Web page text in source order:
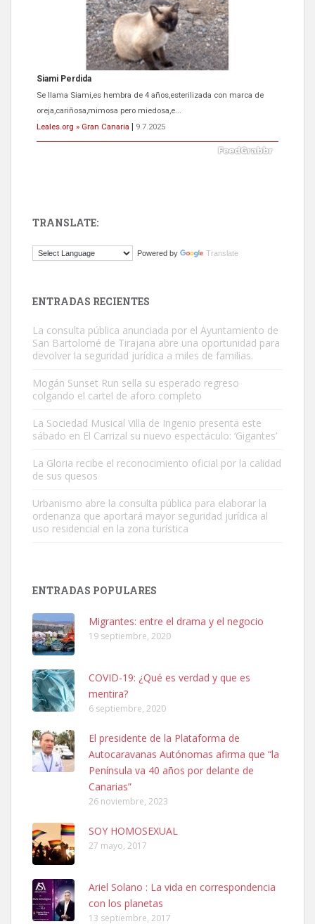
Siami Perdida
Se llama Siami,es hembra de 4 años,esterilizada con marca de
oreja,cariñosa,mimosa pero miedosa,e...
Leales.org » Gran Canaria
9.7.2025
El ayuntamiento se va a llevar a Los Gatos callejeros de la zona los
Gato manso encontrado
Este gato macho ha aparecido en la calle hace menos de un mes,
es muy manso y extremadamente cari...
Leales.org » Gran Canaria
SHIBA PERDIDO AVDA JOSE MESA Y LOPEZ
PERRO MACHO RAZA SHIBA CON MICROCHIP PERDIDO HOY
06/07/2025 ZONA MESA Y LOPEZ. ES MUY ASUSTADIZO
Leales.org » Gran Canaria
6.7.2025
Ninfa perdida
El día 5 se los perdió una ninfa papillera, asustada tiene miedo a la
TRANSLATE:
Powered by Translate
ENTRADAS RECIENTES
La consulta pública anunciada por el Ayuntamiento de
San Bartolomé de Tirajana abre una oportunidad para
devolver la seguridad jurídica a miles de familias.
Mogán Sunset Run sella su esperado regreso
colgando el cartel de aforo completo
La Sociedad Musical Villa de Ingenio presenta este
sábado en El Carrizal su nuevo espectáculo: ‘Gigantes’
La Gloria recibe el reconocimiento oficial por la calidad
de sus quesos
Urbanismo abre la consulta pública para elaborar la
ordenanza que aportará mayor seguridad jurídica al
uso residencial en la zona turística
ENTRADAS POPULARES
Migrantes: entre el drama y el negocio
19 septiembre, 2020
COVID-19: ¿Qué es verdad y que es
mentira?
6 septiembre, 2020
El presidente de la Plataforma de
Autocaravanas Autónomas afirma que “la
Península va 40 años por delante de
Canarias”
26 noviembre, 2023
SOY HOMOSEXUAL
27 mayo, 2017
Ariel Solano : La vida en correspondencia
con los planetas
13 septiembre, 2017